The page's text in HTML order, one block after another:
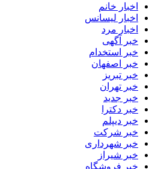
اخبار خانم
اخبار لیسانس
اخبار مرد
خبر آگهی
خبر استخدام
خبر اصفهان
خبر تبریز
خبر تهران
خبر جدید
خبر دکترا
خبر دیپلم
خبر شرکت
خبر شهرداری
خبر شیراز
خبر فروشگاه